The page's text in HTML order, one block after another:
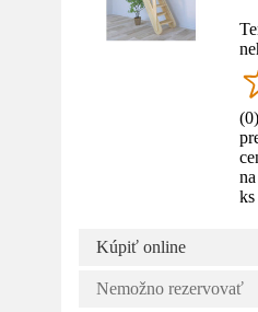
(0)
ks
Kúpiť online
Nemožno rezervovať